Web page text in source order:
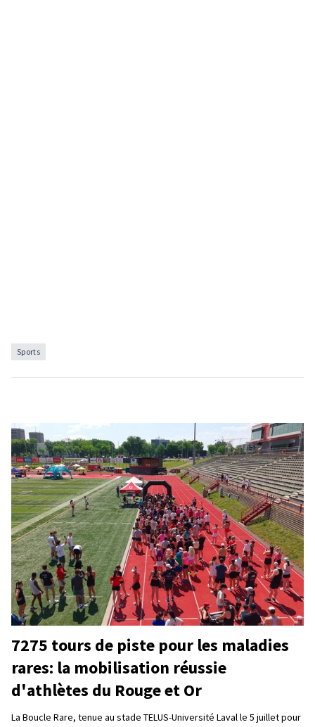
Sports
7275 tours de piste pour les maladies
rares: la mobilisation réussie
d'athlètes du Rouge et Or
La Boucle Rare, tenue au stade TELUS-Université Laval le 5 juillet pour